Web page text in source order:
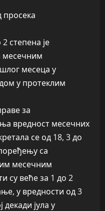
просека
степена је
месечним
месеца у
у протеклим
за
вредност месечних
се од 18, 3 до
са
месечним
су веће за 1 до 2
у вредности од 3
декади јула у